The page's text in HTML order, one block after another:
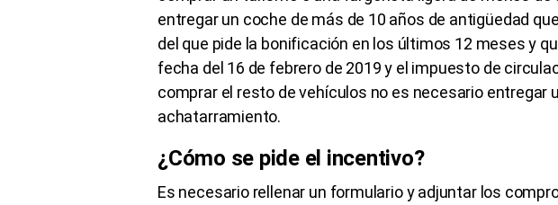
entregar un coche de más de 10 años de antigüedad
del que pide la bonificación en los últimos 12 meses y
fecha del 16 de febrero de 2019 y el impuesto de
comprar el resto de vehículos no es necesario entregar
achatarramiento.
¿Cómo se pide el incentivo?
Es necesario rellenar un formulario y adjuntar los